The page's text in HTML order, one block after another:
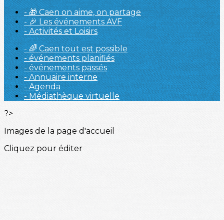
- 🎁 Caen on aime, on partage
- 🎉 Les événements AVF
- Activités et Loisirs
- 🌈 Caen tout est possible
- événements planifiés
- événements passés
- Annuaire interne
- Agenda
- Médiathèque virtuelle
?>
Images de la page d'accueil
Cliquez pour éditer